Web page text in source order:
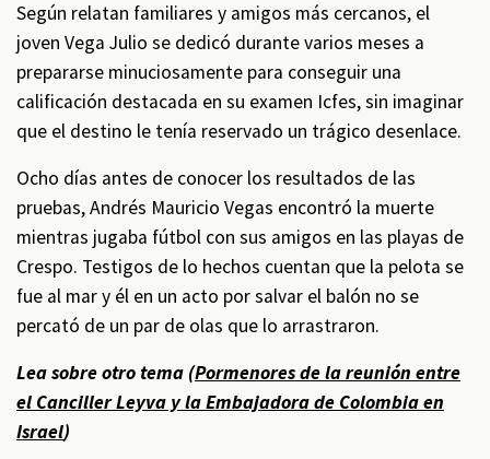
Según relatan familiares y amigos más cercanos, el
joven Vega Julio se dedicó durante varios meses a
prepararse minuciosamente para conseguir una
calificación destacada en su examen Icfes, sin imaginar
que el destino le tenía reservado un trágico desenlace.
Ocho días antes de conocer los resultados de las
pruebas, Andrés Mauricio Vegas encontró la muerte
mientras jugaba fútbol con sus amigos en las playas de
Crespo. Testigos de lo hechos cuentan que la pelota se
fue al mar y él en un acto por salvar el balón no se
percató de un par de olas que lo arrastraron.
Lea sobre otro tema (Pormenores de la reunión entre
el Canciller Leyva y la Embajadora de Colombia en
Israel)